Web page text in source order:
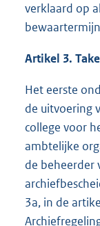
verklaard op
Artikel 3.
Het eerste
de uitvoering
college voor
ambtelijke
de beheerder
3a, in de